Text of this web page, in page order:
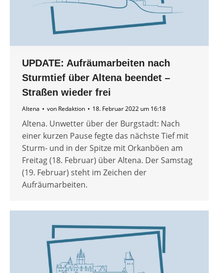
UPDATE: Aufräumarbeiten nach
Sturmtief über Altena beendet –
Straßen wieder frei
Altena von Redaktion 18. Februar 2022 um 16:18
Altena. Unwetter über der Burgstadt: Nach
einer kurzen Pause fegte das nächste Tief mit
Sturm- und in der Spitze mit Orkanböen am
Freitag (18. Februar) über Altena. Der Samstag
(19. Februar) steht im Zeichen der
Aufräumarbeiten.